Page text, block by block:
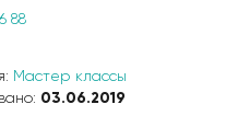
88
Мастер классы
03.06.2019